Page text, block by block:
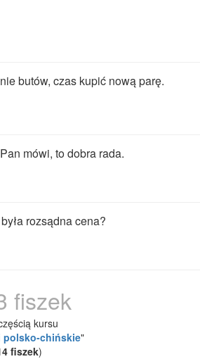
butów, czas kupić nową parę.
mówi, to dobra rada.
rozsądna cena?
fiszek
kursu
polsko-chińskie"
fiszek)